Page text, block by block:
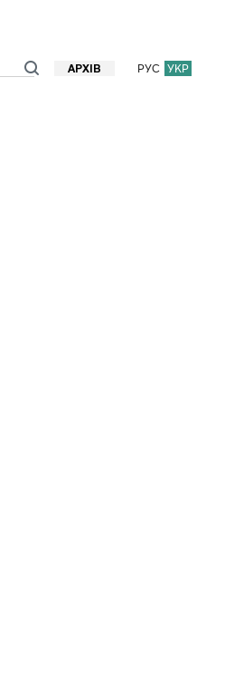
РУС УКР
АРХІВ